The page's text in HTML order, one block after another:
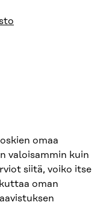
omaa
valoisammin kuin
siitä, voiko itse
oman